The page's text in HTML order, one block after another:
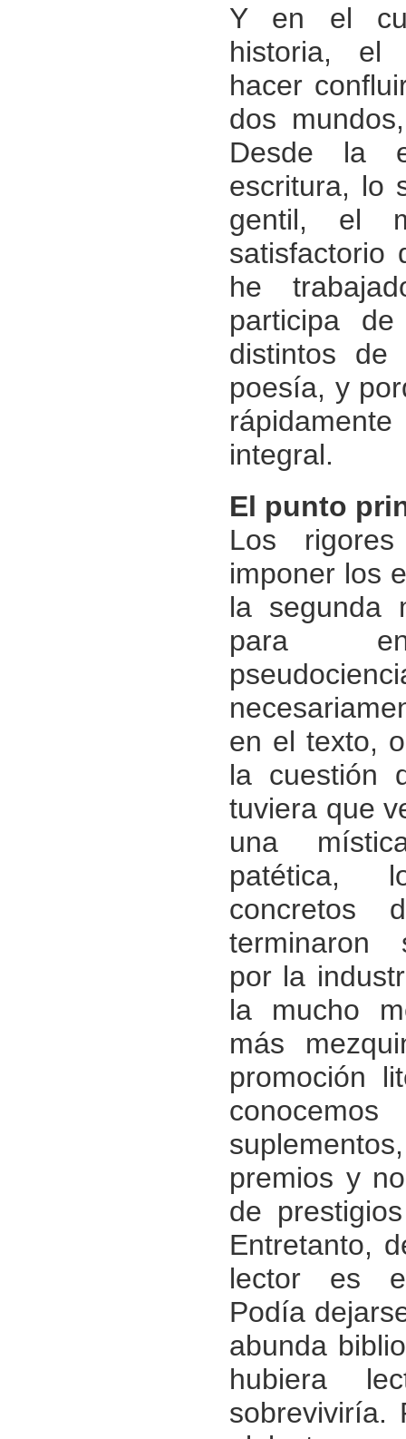
Y en el
historia, el
hacer
dos
Desde la
escritura, lo
gentil, el
satisfactorio
he
participa
distintos
poesía, y
integral.
El punto
Los
imponer los
la segunda
para
en el texto,
la cuestión
tuviera que
una
patética,
concretos
terminaron
por la
la mucho
más
promoción
premios y
de
Entretanto,
lector es
Podía
abunda
hubiera
sobreviviría.